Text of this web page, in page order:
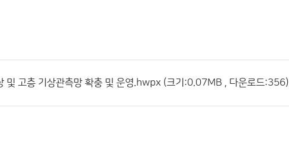
및 고층 기상관측망 확충 및 운영.hwpx (크기:0.07MB , 다운로드:356)